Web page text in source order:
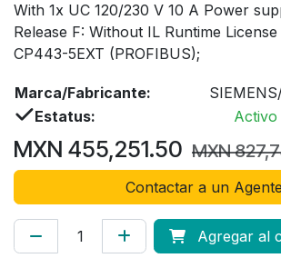
With 1x UC 120/230 V 10 A Power
Release F: Without IL Runtime
CP443-5EXT (PROFIBUS);
Marca/Fabricante:
Estatus:
Activo
MXN 455,251.50 MXN
Contactar a un Agente
Agregar al